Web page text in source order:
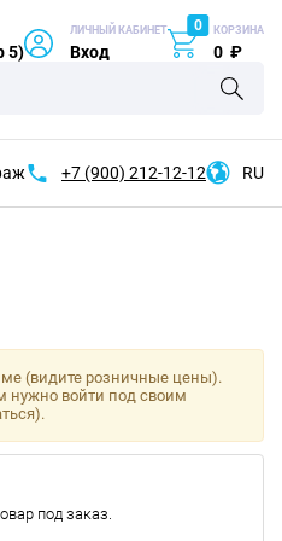
5)
ЛИЧНЫЙ КАБИНЕТ
Вход
0 КОРЗИНА
0 ₽
+7 (900) 212-12-12 RU
(видите розничные цены).
нужно войти под своим
под заказ.